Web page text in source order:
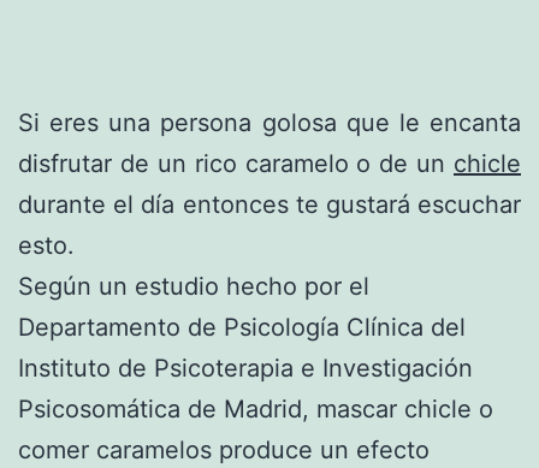
Si eres una persona golosa que le encanta
disfrutar de un rico caramelo o de un chicle
durante el día entonces te gustará escuchar
esto.
Según un estudio hecho por el
Departamento de Psicología Clínica del
Instituto de Psicoterapia e Investigación
Psicosomática de Madrid, mascar chicle o
comer caramelos produce un efecto